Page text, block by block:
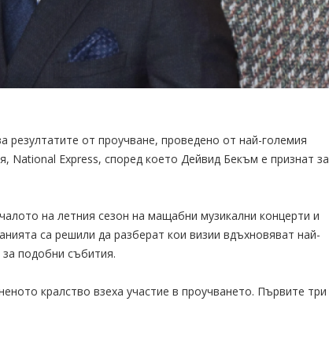
резултатите от проучване, проведено от най-големия
National Express, според което Дейвид Бекъм е признат за
на летния сезон на мащабни музикални концерти и
са решили да разберат кои визии вдъхновяват най-
подобни събития.
кралство взеха участие в проучването. Първите три